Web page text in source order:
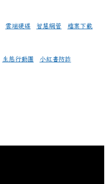
雲端硬碟 智慧網管 檔案下載
生態行動團 小紅書防詐